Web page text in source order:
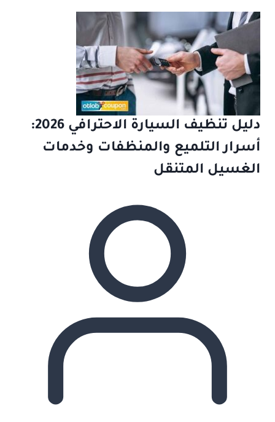
دليل تنظيف السيارة الاحترافي 2026:
أسرار التلميع والمنظفات وخدمات
الغسيل المتنقل